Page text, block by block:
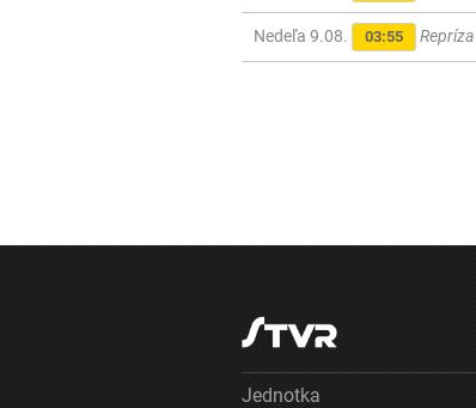
Nedeľa 9.08. 03:55 Repríza
Jednotka